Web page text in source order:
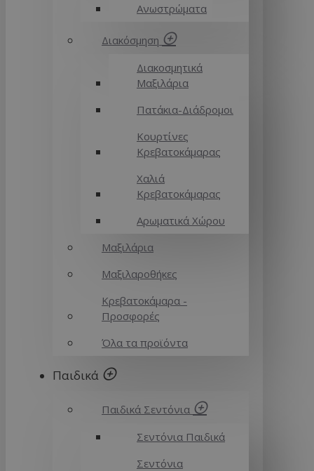
Ανωστρώματα
Διακόσμηση
Διακοσμητικά
Μαξιλάρια
Πατάκια-Διάδρομοι
Κουρτίνες
Κρεβατοκάμαρας
Χαλιά
Κρεβατοκάμαρας
Αρωματικά Χώρου
Μαξιλάρια
Μαξιλαροθήκες
Κρεβατοκάμαρα -
Προσφορές
Όλα τα προϊόντα
Παιδικά
Παιδικά Σεντόνια
Σεντόνια Παιδικά
Σεντόνια